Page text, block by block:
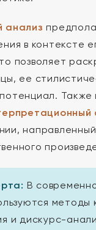
анализ
в контексте
позволяет
ее
Также
В
методы
и дискурс-